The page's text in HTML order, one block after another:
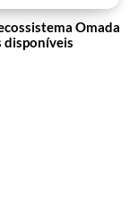
Omada
disponíveis